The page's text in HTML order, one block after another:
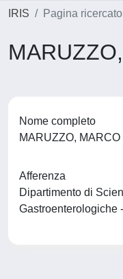
IRIS Pagina
Nome completo
MARUZZO, MARCO
Afferenza
Dipartimento di
Gastroenterologiche